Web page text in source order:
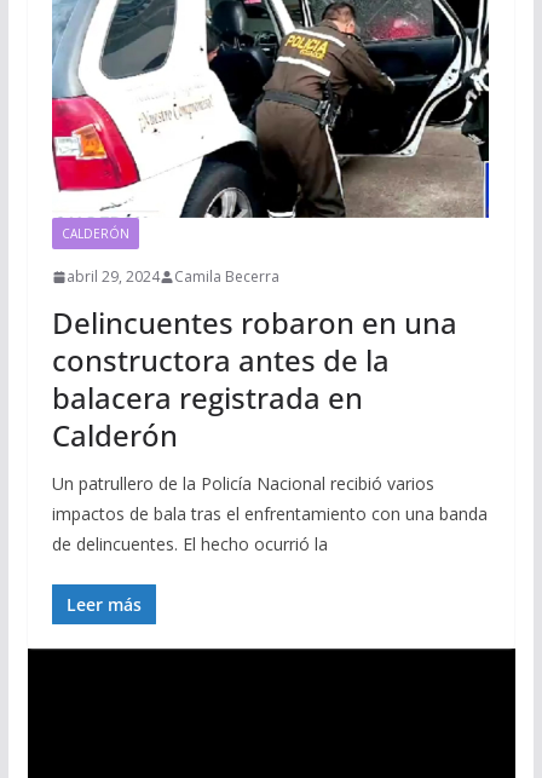
CALDERÓN
abril 29, 2024 Camila Becerra
Delincuentes robaron en una
constructora antes de la
balacera registrada en
Calderón
Un patrullero de la Policía Nacional recibió varios
impactos de bala tras el enfrentamiento con una banda
de delincuentes. El hecho ocurrió la
Leer más